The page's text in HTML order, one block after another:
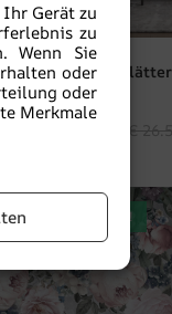
Gerät zu
zu
Wenn Sie
oder
oder
Merkmale
Dekorative
BEFÖRDERUNG!